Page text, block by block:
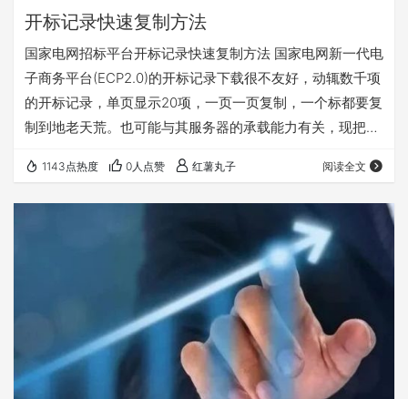
开标记录快速复制方法
国家电网招标平台开标记录快速复制方法 国家电网新一代电
子商务平台(ECP2.0)的开标记录下载很不友好，动辄数千项
的开标记录，单页显示20项，一页一页复制，一个标都要复
制到地老天荒。也可能与其服务器的承载能力有关，现把网
忘，有兴趣的可关注收藏，随时查阅使用。 一、登录国家电
网新一代电子商务平台(ECP2.0)打开开标记录（按包查看）
二、选择采购项目名称，点击按包查看，不要按投标人查
看。 三、在新弹出页面显示每页数据数量20这个位置，右
键点检查。 四、在右边的代码栏…
1143点热度 0人点赞 红薯丸子 阅读全文